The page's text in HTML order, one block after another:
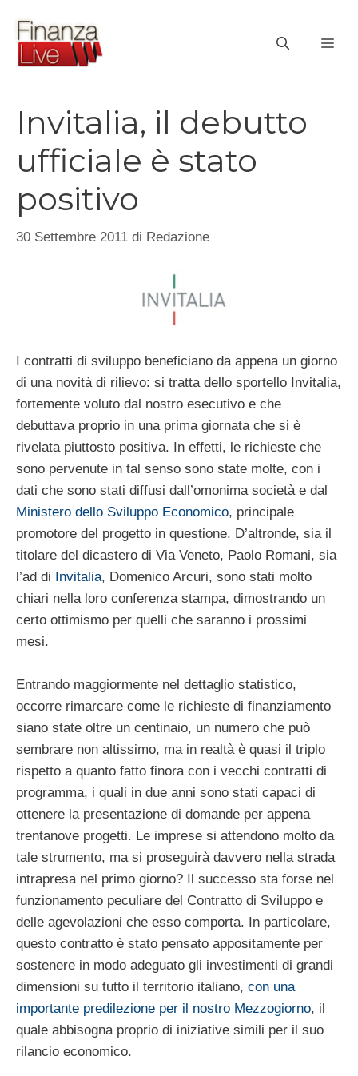
contenuto
Invitalia, il debutto
ufficiale è stato
positivo
30 Settembre 2011 di Redazione
I contratti di sviluppo beneficiano da appena un giorno
di una novità di rilievo: si tratta dello sportello Invitalia,
fortemente voluto dal nostro esecutivo e che
debuttava proprio in una prima giornata che si è
rivelata piuttosto positiva. In effetti, le richieste che
sono pervenute in tal senso sono state molte, con i
dati che sono stati diffusi dall’omonima società e dal
Ministero dello Sviluppo Economico, principale
promotore del progetto in questione. D’altronde, sia il
titolare del dicastero di Via Veneto, Paolo Romani, sia
l’ad di Invitalia, Domenico Arcuri, sono stati molto
chiari nella loro conferenza stampa, dimostrando un
certo ottimismo per quelli che saranno i prossimi
mesi.
Entrando maggiormente nel dettaglio statistico,
occorre rimarcare come le richieste di finanziamento
siano state oltre un centinaio, un numero che può
sembrare non altissimo, ma in realtà è quasi il triplo
rispetto a quanto fatto finora con i vecchi contratti di
programma, i quali in due anni sono stati capaci di
ottenere la presentazione di domande per appena
trentanove progetti. Le imprese si attendono molto da
tale strumento, ma si proseguirà davvero nella strada
intrapresa nel primo giorno? Il successo sta forse nel
funzionamento peculiare del Contratto di Sviluppo e
delle agevolazioni che esso comporta. In particolare,
questo contratto è stato pensato appositamente per
sostenere in modo adeguato gli investimenti di grandi
dimensioni su tutto il territorio italiano, con una
importante predilezione per il nostro Mezzogiorno, il
quale abbisogna proprio di iniziative simili per il suo
rilancio economico.